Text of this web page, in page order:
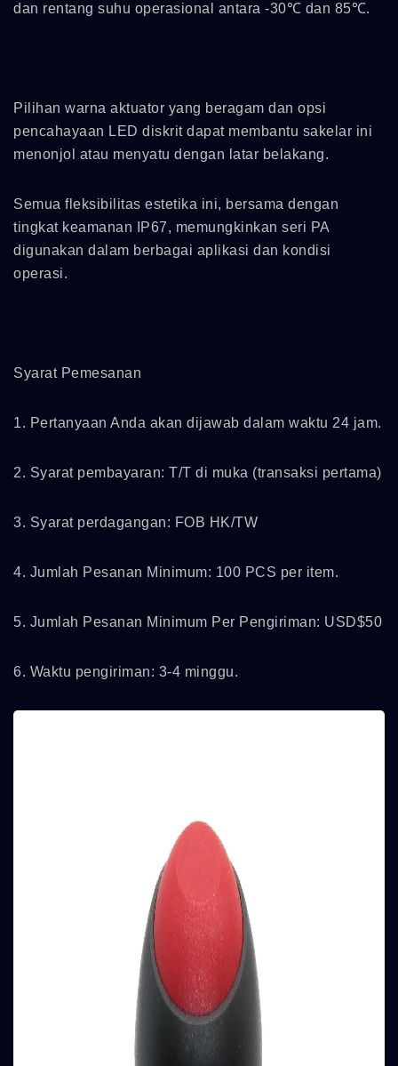
dan rentang suhu operasional antara -30℃ dan 85℃.
Pilihan warna aktuator yang beragam dan opsi
pencahayaan LED diskrit dapat membantu sakelar ini
menonjol atau menyatu dengan latar belakang.
Semua fleksibilitas estetika ini, bersama dengan
tingkat keamanan IP67, memungkinkan seri PA
digunakan dalam berbagai aplikasi dan kondisi
operasi.
Syarat Pemesanan
1. Pertanyaan Anda akan dijawab dalam waktu 24 jam.
2. Syarat pembayaran: T/T di muka (transaksi pertama)
3. Syarat perdagangan: FOB HK/TW
4. Jumlah Pesanan Minimum: 100 PCS per item.
5. Jumlah Pesanan Minimum Per Pengiriman: USD$50
6. Waktu pengiriman: 3-4 minggu.